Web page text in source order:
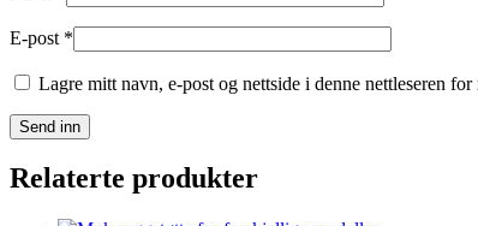
E-post *
Lagre mitt navn, e-post og nettside i denne nettleseren for
Relaterte produkter